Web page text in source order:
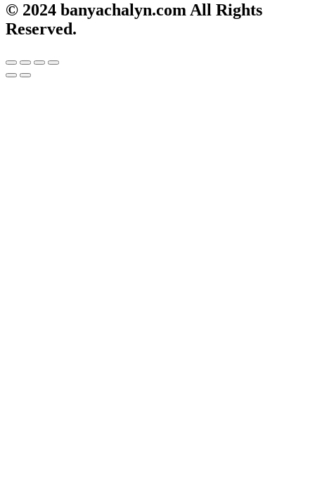
© 2024 banyachalyn.com All Rights
Reserved.